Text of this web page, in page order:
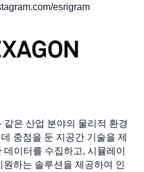
esrigram
은 산업 분야의 물리적 환경
중점을 둔 지공간 기술을 제
이터를 수집하고, 시뮬레이
하는 솔루션을 제공하여 인